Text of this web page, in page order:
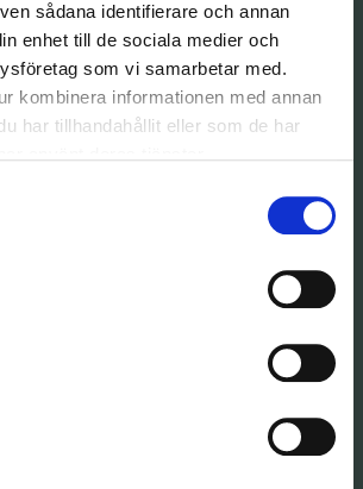
sådana identifierare och annan
enhet till de sociala medier och
som vi samarbetar med.
kombinera informationen med annan
har tillhandahållit eller som de har